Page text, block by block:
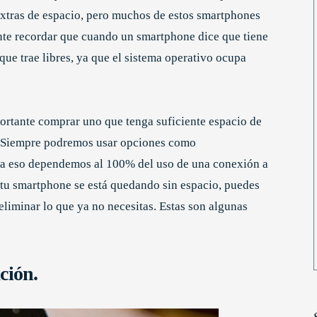
de espacio, pero muchos de estos smartphones
recordar que cuando un smartphone dice que tiene
trae libres, ya que el sistema operativo ocupa
comprar uno que tenga suficiente espacio de
podremos usar opciones como
dependemos al 100% del uso de una conexión a
smartphone se está quedando sin espacio, puedes
lo que ya no necesitas. Estas son algunas